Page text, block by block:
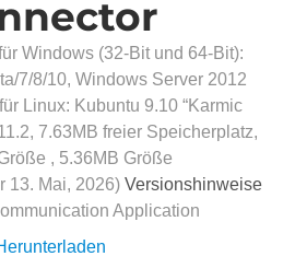
Windows (32-Bit und 64-Bit):
7/8/10, Windows Server 2012
Linux: Kubuntu 9.10 “Karmic
7.63MB freier Speicherplatz,
, 5.36MB Größe
13. Mai, 2026) Versionshinweise
Application